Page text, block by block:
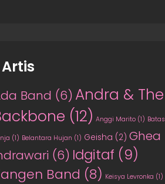
Artis
Band (6) Andra & The
(12) Anggi Marito (1) Batas
(1) Belantara Hujan (1) Geisha (2) Ghea
(6) Idgitaf (9)
Band (8) Keisya Levronka (1)